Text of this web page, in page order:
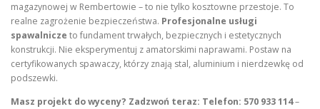
magazynowej w Rembertowie – to nie tylko kosztowne przestoje. To
realne zagrożenie bezpieczeństwa. Profesjonalne usługi
spawalnicze to fundament trwałych, bezpiecznych i estetycznych
konstrukcji. Nie eksperymentuj z amatorskimi naprawami. Postaw na
certyfikowanych spawaczy, którzy znają stal, aluminium i nierdzewkę od
podszewki.
Masz projekt do wyceny? Zadzwoń teraz: Telefon: 570 933 114–